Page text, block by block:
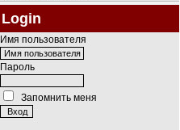
Login
Имя пользователя
Пароль
Запомнить меня